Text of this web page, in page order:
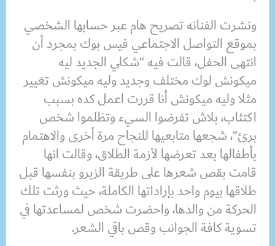
ونشرت الفنانه تصريح هام عبر حسابها الشخصي
بموقع التواصل الاجتماعي فيس بوك بمجرد أن
انتهى الحفل، قالت فيه “شكلي الجديد ليه
ميكونش لوك مختلف وجديد وليه ميكونش تغيير
مثلا وليه ميكونش أنا قررت اعمل كده بسبب
اكتئاب، بلاش تفرضوا السيء وتظلموا شخص
برئ”، شجعها متابعيها للنجاح مرة أخرى والاهتمام
بأطفالها بعد تعرضها لأزمة الطلاق، وقالت انها
قامت بقص شعرها على طريقة الزيرو بنفسها قبل
طلاقها بيوم واحد بإراداتها الكاملة، حيث ورثت تلك
الحركة من والدها، واحضرت شخص لمساعدتها في
تسوية كافة الجوانب وقص باقي الشعر.